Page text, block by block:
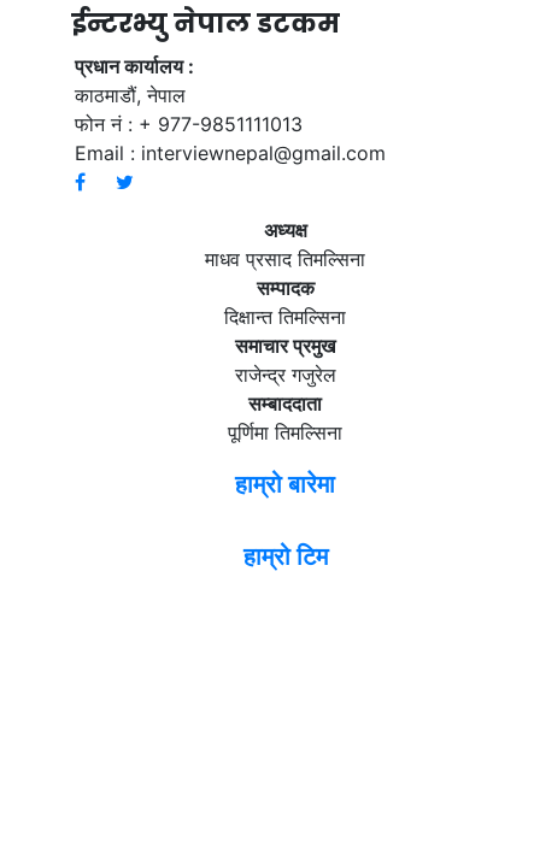
ईन्टरभ्यु नेपाल डटकम
प्रधान कार्यालय :
काठमाडौं, नेपाल
फोन नं : + 977-9851111013
Email : interviewnepal@gmail.com
अध्यक्ष
माधव प्रसाद तिमल्सिना
सम्पादक
दिक्षान्त तिमल्सिना
समाचार प्रमुख
राजेन्द्र गजुरेल
सम्बाददाता
पूर्णिमा तिमल्सिना
हाम्रो बारेमा
हाम्रो टिम